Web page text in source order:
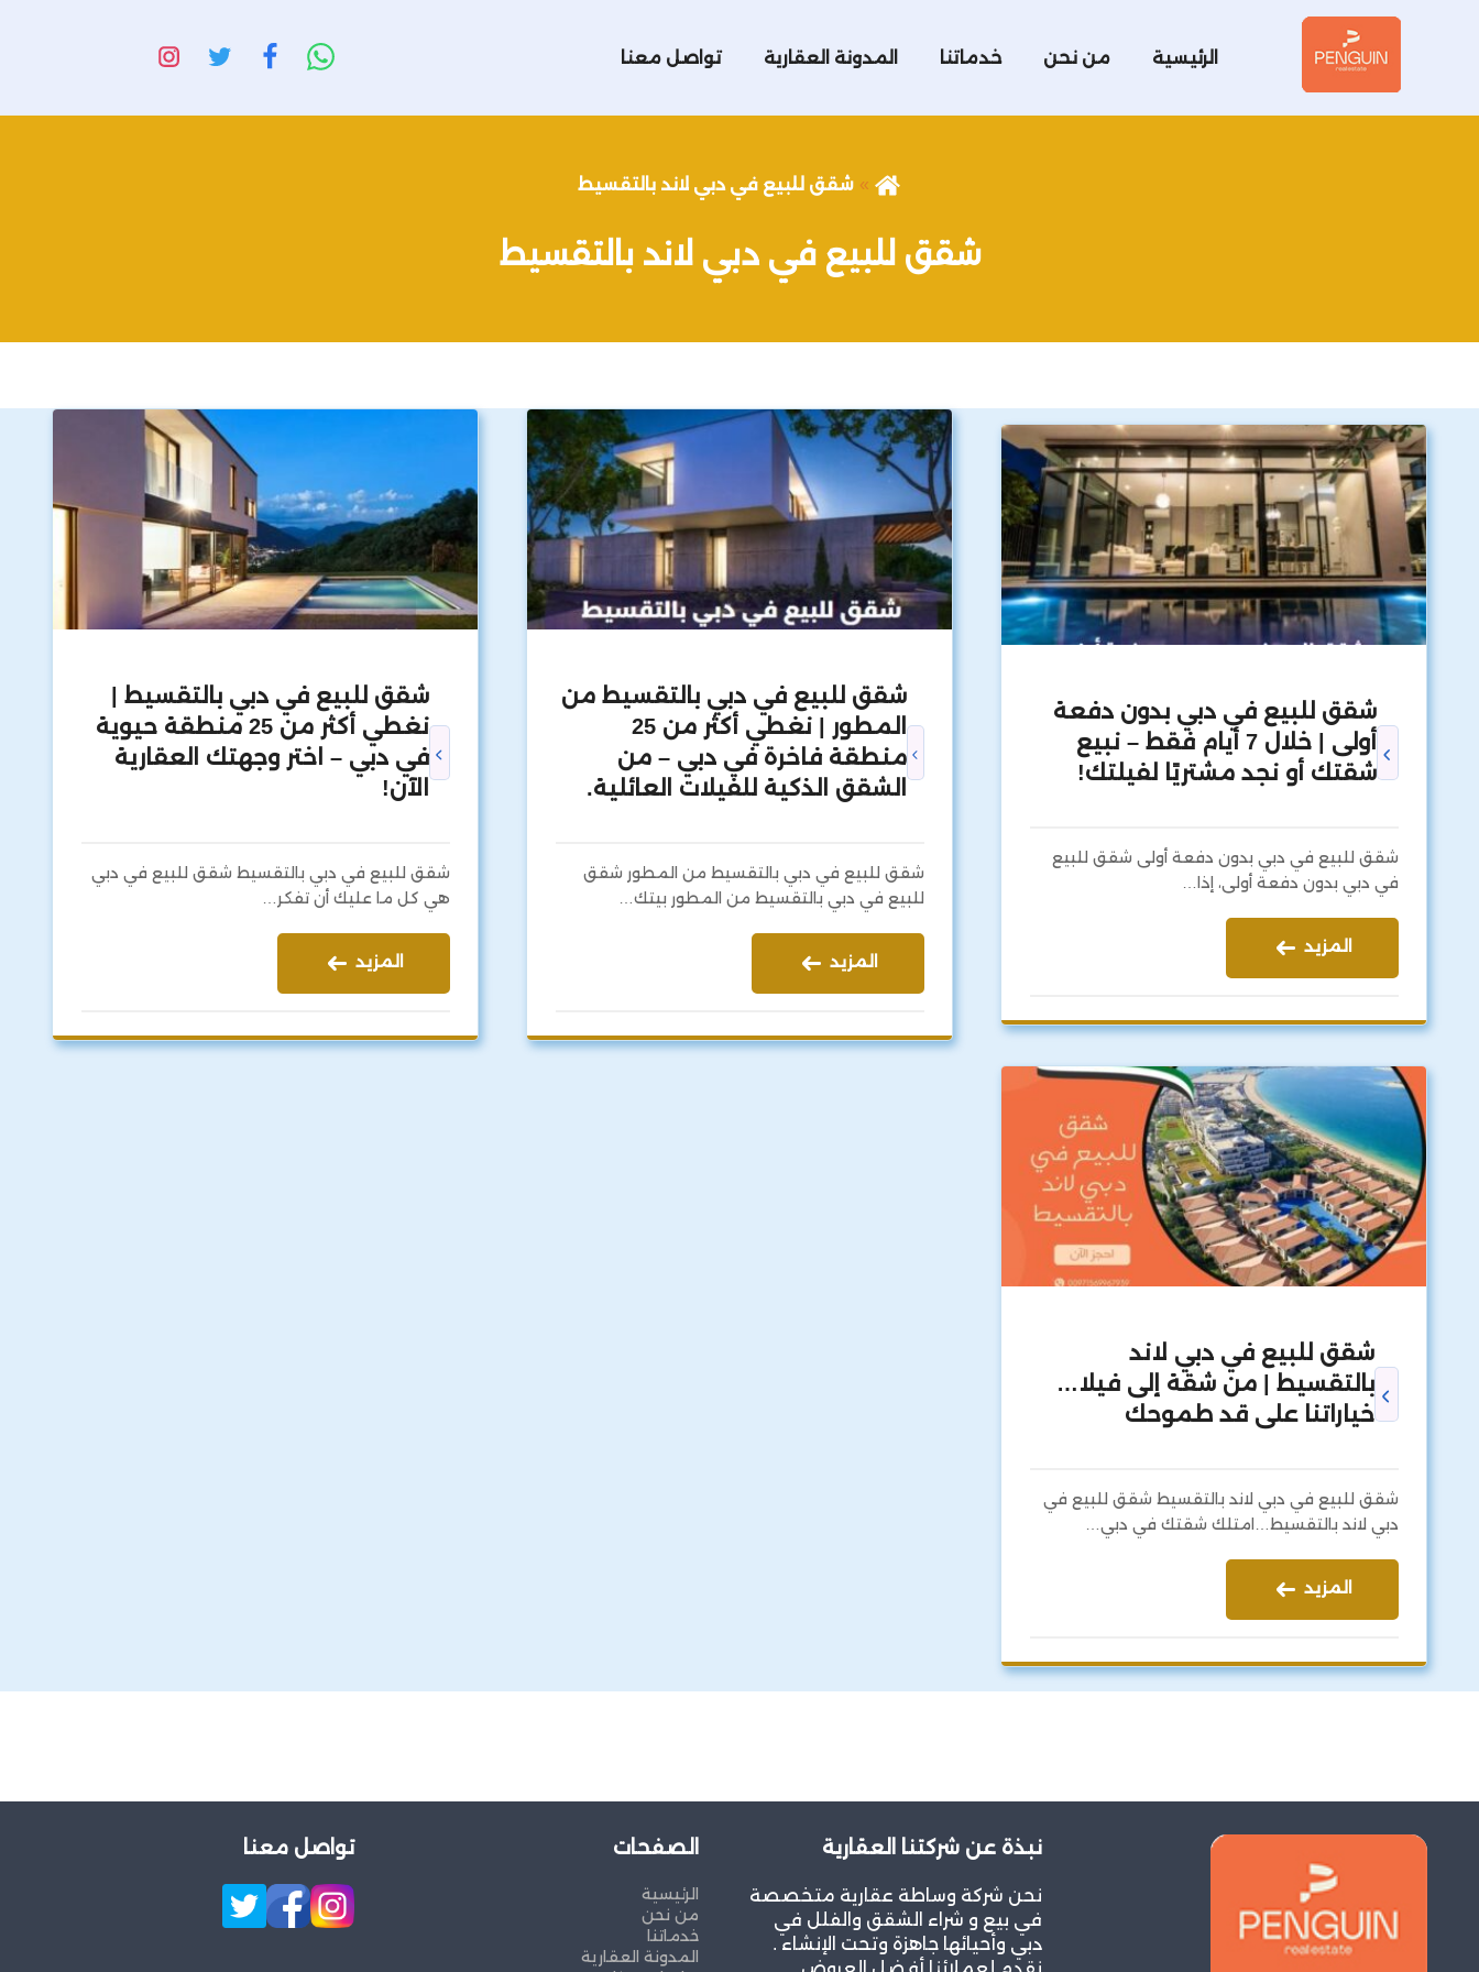
الرئيسية من نحن خدماتنا المدونة العقارية تواصل معنا
شقق للبيع في دبي لاند بالتقسيط
شقق للبيع في دبي لاند بالتقسيط
شقق للبيع في دبي بدون دفعة
أولى | خلال 7 أيام فقط – نبيع
شقتك أو نجد مشتريًا لفيلتك!
شقق للبيع في دبي بدون دفعة أولى شقق للبيع
في دبي بدون دفعة أولى، إذا…
المزيد
شقق للبيع في دبي بالتقسيط من
المطور | نغطي أكثر من 25
منطقة فاخرة في دبي – من
الشقق الذكية للفيلات العائلية.
شقق للبيع في دبي بالتقسيط من المطور شقق
للبيع في دبي بالتقسيط من المطور بيتك…
المزيد
شقق للبيع في دبي بالتقسيط |
نغطي أكثر من 25 منطقة حيوية
في دبي – اختر وجهتك العقارية
الآن!
شقق للبيع في دبي بالتقسيط شقق للبيع في دبي
هي كل ما عليك أن تفكر…
المزيد
شقق للبيع في دبي لاند
بالتقسيط | من شقة إلى فيلا…
خياراتنا على قد طموحك
شقق للبيع في دبي لاند بالتقسيط شقق للبيع في
دبي لاند بالتقسيط…امتلك شقتك في دبي…
المزيد
نبذة عن شركتنا العقارية
نحن شركة وساطة عقارية متخصصة
في بيع و شراء الشقق والفلل في
دبي وأحيائها جاهزة وتحت الإنشاء .
الصفحات
الرئيسية
من نحن
خدماتنا
المدونة العقارية
تواصل معنا